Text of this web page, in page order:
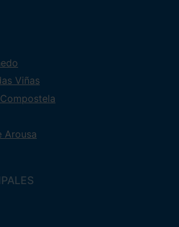
Viñas
Arousa